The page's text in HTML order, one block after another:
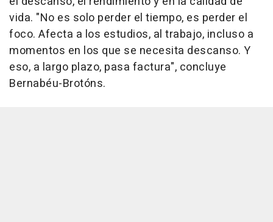
vida. "No es solo perder el tiempo, es perder el
foco. Afecta a los estudios, al trabajo, incluso a
momentos en los que se necesita descanso. Y
eso, a largo plazo, pasa factura", concluye
Bernabéu-Brotóns.